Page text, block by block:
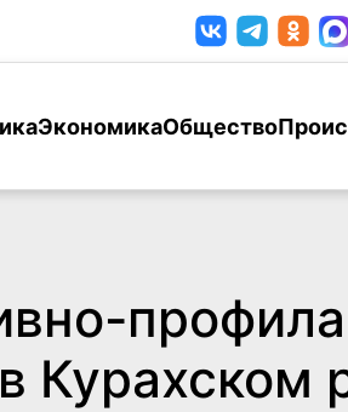
ЭкономикаОбщество
Курахском